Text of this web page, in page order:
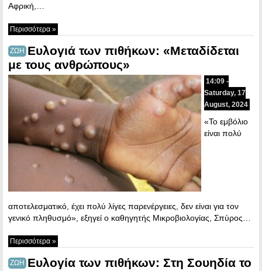
Αφρική,…
Περισσότερα »
ΖΩΗ Ευλογιά των πιθήκων: «Μεταδίδεται
με τους ανθρώπους»
14:09 -
Saturday, 17
August, 2024
«Το εμβόλιο
είναι πολύ
αποτελεσματικό, έχει πολύ λίγες παρενέργειες, δεν είναι για τον
γενικό πληθυσμό», εξηγεί ο καθηγητής Μικροβιολογίας, Σπύρος…
Περισσότερα »
ΖΩΗ Ευλογία των πιθήκων: Στη Σουηδία το